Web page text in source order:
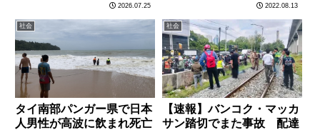
ックス”が、いまタイのSNSで話
題をさらっている。価格は約150
万円（約30万バーツ）。「10分
で体をリセットできる」と………
2026.07.25
の誕生日（８月12日）を祝し、
タイ全国の刑務所で服役している
受刑者10万3613人に減刑の恩赦
を与え、そのうち２万282………
2022.08.13
社会
タイ南部パンガー県で日本
人男性が高波に飲まれ死亡
社会
【速報】バンコク・マッカ
サン踏切でまた事故 配達